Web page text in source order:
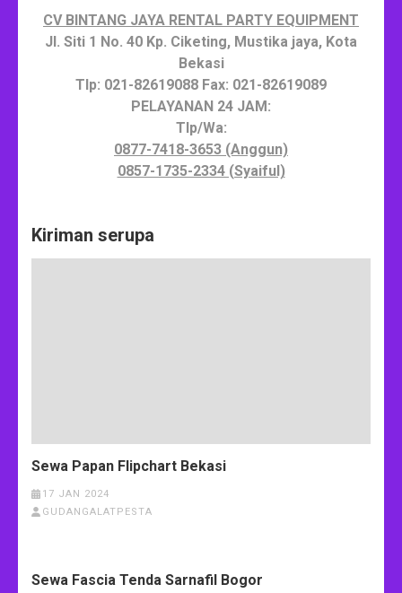
CV BINTANG JAYA RENTAL PARTY EQUIPMENT
Jl. Siti 1 No. 40 Kp. Ciketing, Mustika jaya, Kota
Bekasi
Tlp: 021-82619088 Fax: 021-82619089
PELAYANAN 24 JAM:
Tlp/Wa:
0877-7418-3653 (Anggun)
0857-1735-2334 (Syaiful)
Kiriman serupa
Sewa Papan Flipchart Bekasi
17 JAN 2024
GUDANGALATPESTA
Sewa Fascia Tenda Sarnafil Bogor